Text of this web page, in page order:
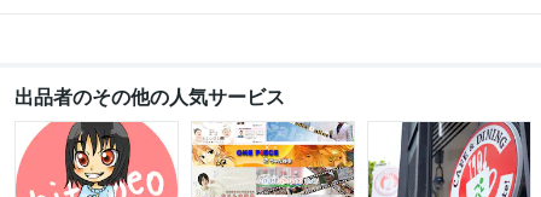
出品者のその他の人気サービス